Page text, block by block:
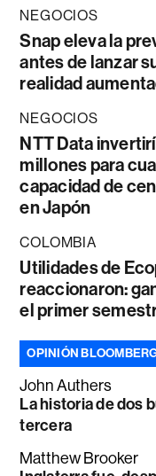
NEGOCIOS
Snap eleva la
antes de lanzar
realidad
NEGOCIOS
NTT Data
millones para
capacidad de
en Japón
COLOMBIA
Utilidades de
reaccionaron:
el primer
OPINIÓN
John Authers
La historia de dos
tercera
Matthew Brooker